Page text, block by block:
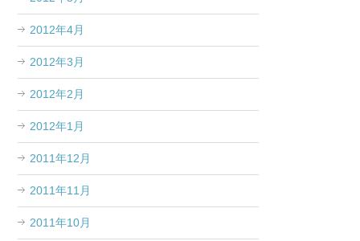
2012年4月
2012年3月
2012年2月
2012年1月
2011年12月
2011年11月
2011年10月